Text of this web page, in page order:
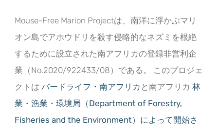
Mouse-Free Marion Projectは、南洋に浮かぶマリ
オン島でアホウドリを殺す侵略的なネズミを根絶
するために設立された南アフリカの登録非営利企
業（No.2020/922433/08）である。 このプロジェ
クトは バードライフ・南アフリカ と南アフリカ 林
業・漁業・環境局（Department of Forestry,
Fisheries and the Environment）によって開始さ